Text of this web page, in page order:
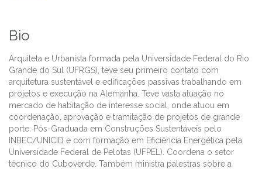
Bio
Arquiteta e Urbanista formada pela Universidade Federal do Rio
Grande do Sul (UFRGS), teve seu primeiro contato com
arquitetura sustentável e edificações passivas trabalhando em
projetos e execução na Alemanha. Teve vasta atuação no
mercado de habitação de interesse social, onde atuou em
coordenação, aprovação e tramitação de projetos de grande
porte. Pós-Graduada em Construções Sustentáveis pelo
INBEC/UNICID e com formação em Eficiência Energética pela
Universidade Federal de Pelotas (UFPEL). Coordena o setor
técnico do Cuboverde. Também ministra palestras sobre a